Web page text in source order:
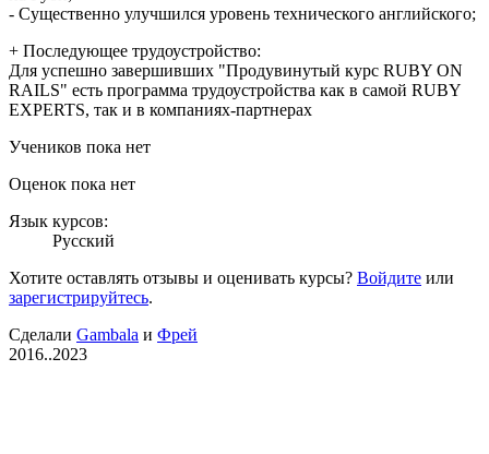
- Существенно улучшился уровень технического английского;
+ Последующее трудоустройство:
Для успешно завершивших "Продувинутый курс RUBY ON
RAILS" есть программа трудоустройства как в самой RUBY
EXPERTS, так и в компаниях-партнерах
Учеников пока нет
Оценок пока нет
Язык курсов:
Русский
Хотите оставлять отзывы и оценивать курсы? Войдите или
зарегистрируйтесь.
Сделали Gambala и Фрей
2016..2023